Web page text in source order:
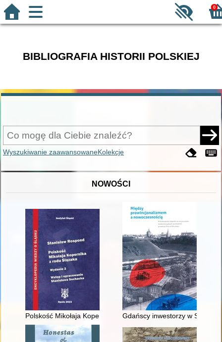
0
BIBLIOGRAFIA HISTORII POLSKIEJ
Wyszukiwanie zaawansowaneKolekcje
NOWOŚCI
Polskość Mikołaja Kopernika z rodu Ślązaka
Gdańscy inwestorzy w